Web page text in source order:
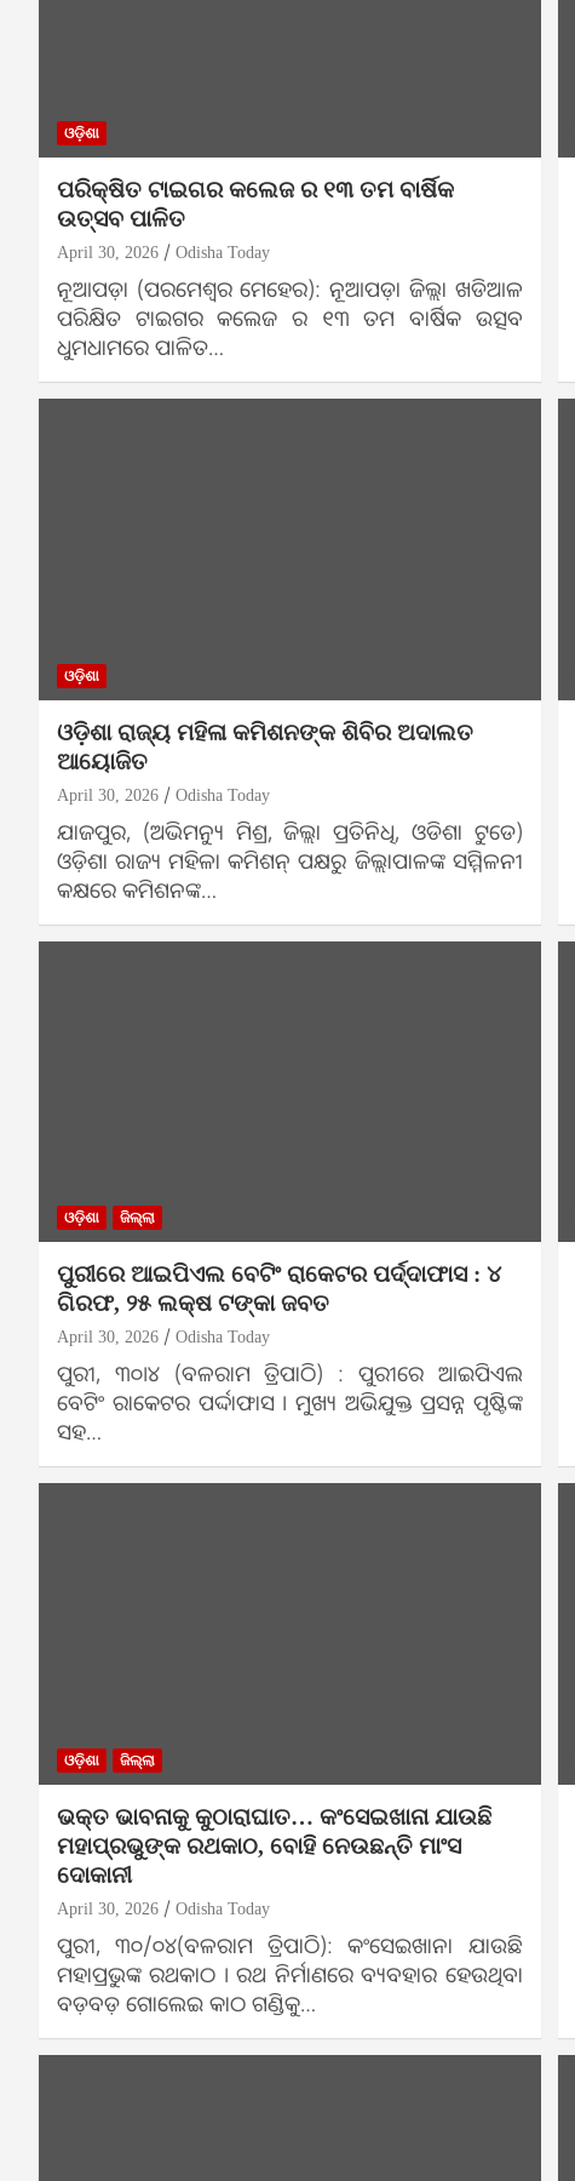
ଓଡ଼ିଶା
ପରିକ୍ଷିତ ଟାଇଗର କଲେଜ ର ୧୩ ତମ ବାର୍ଷିକ
ଉତ୍ସବ ପାଳିତ
April 30, 2026 Odisha Today
ନୂଆପଡ଼ା (ପରମେଶ୍ୱର ମେହେର): ନୂଆପଡ଼ା ଜିଲ୍ଲା ଖଡିଆଳ
ପରିକ୍ଷିତ ଟାଇଗର କଲେଜ ର ୧୩ ତମ ବାର୍ଷିକ ଉତ୍ସବ
ଧୁମଧାମରେ ପାଳିତ…
ଓଡ଼ିଶା
ଓଡ଼ିଶା ରାଜ୍ୟ ମହିଳା କମିଶନଙ୍କ ଶିବିର ଅଦାଲତ
ଆୟୋଜିତ
April 30, 2026 Odisha Today
ଯାଜପୁର, (ଅଭିମନ୍ୟୁ ମିଶ୍ର, ଜିଲ୍ଲା ପ୍ରତିନିଧି, ଓଡିଶା ଟୁଡେ)
ଓଡ଼ିଶା ରାଜ୍ୟ ମହିଳା କମିଶନ୍ ପକ୍ଷରୁ ଜିଲ୍ଲାପାଳଙ୍କ ସମ୍ମିଳନୀ
କକ୍ଷରେ କମିଶନଙ୍କ…
ଓଡ଼ିଶା ଜିଲ୍ଲା
ପୁରୀରେ ଆଇପିଏଲ ବେଟିଂ ରାକେଟର ପର୍ଦ୍ଦାଫାସ : ୪
ଗିରଫ, ୨୫ ଲକ୍ଷ ଟଙ୍କା ଜବତ
April 30, 2026 Odisha Today
ପୁରୀ, ୩୦।୪ (ବଳରାମ ତ୍ରିପାଠି) : ପୁରୀରେ ଆଇପିଏଲ
ବେଟିଂ ରାକେଟର ପର୍ଦ୍ଦାଫାସ । ମୁଖ୍ୟ ଅଭିଯୁକ୍ତ ପ୍ରସନ୍ନ ପୃଷ୍ଟିଙ୍କ
ସହ…
ଓଡ଼ିଶା ଜିଲ୍ଲା
ଭକ୍ତ ଭାବନାକୁ କୁଠାରାଘାତ… କଂସେଇଖାନା ଯାଉଛି
ମହାପ୍ରଭୁଙ୍କ ରଥକାଠ, ବୋହି ନେଉଛନ୍ତି ମାଂସ
ଦୋକାନୀ
April 30, 2026 Odisha Today
ପୁରୀ, ୩୦/୦୪(ବଳରାମ ତ୍ରିପାଠି): କଂସେଇଖାନା ଯାଉଛି
ମହାପ୍ରଭୁଙ୍କ ରଥକାଠ । ରଥ ନିର୍ମାଣରେ ବ୍ୟବହାର ହେଉଥିବା
ବଡ଼ବଡ଼ ଗୋଲେଇ କାଠ ଗଣ୍ଡିକୁ…